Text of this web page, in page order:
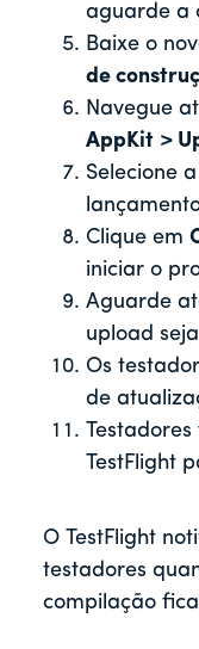
aguarde a
Baixe o
de
Navegue
AppKit >
Selecione
Clique em
iniciar o
Aguarde
upload
Os
de
TestFlight
O TestFlight
testadores
compilação